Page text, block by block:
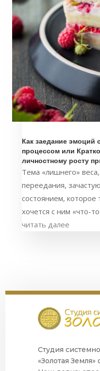
Как заедание эмоций
процессом или
личностному росту
Тема «лишнего»
переедания,
состоянием,
хочется с ним «что-
читать далее
Студия
«Золотая Земля»